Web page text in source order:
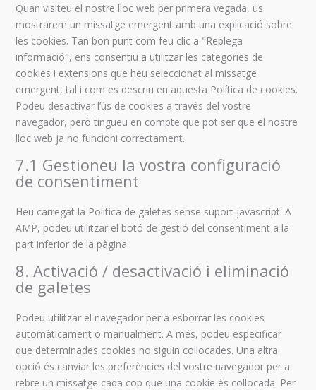
Quan visiteu el nostre lloc web per primera vegada, us
mostrarem un missatge emergent amb una explicació sobre
les cookies. Tan bon punt com feu clic a "Replega
informació", ens consentiu a utilitzar les categories de
cookies i extensions que heu seleccionat al missatge
emergent, tal i com es descriu en aquesta Política de cookies.
Podeu desactivar l’ús de cookies a través del vostre
navegador, però tingueu en compte que pot ser que el nostre
lloc web ja no funcioni correctament.
7.1 Gestioneu la vostra configuració
de consentiment
Heu carregat la Política de galetes sense suport javascript. A
AMP, podeu utilitzar el botó de gestió del consentiment a la
part inferior de la pàgina.
8. Activació / desactivació i eliminació
de galetes
Podeu utilitzar el navegador per a esborrar les cookies
automàticament o manualment. A més, podeu especificar
que determinades cookies no siguin col·locades. Una altra
opció és canviar les preferències del vostre navegador per a
rebre un missatge cada cop que una cookie és col·locada. Per